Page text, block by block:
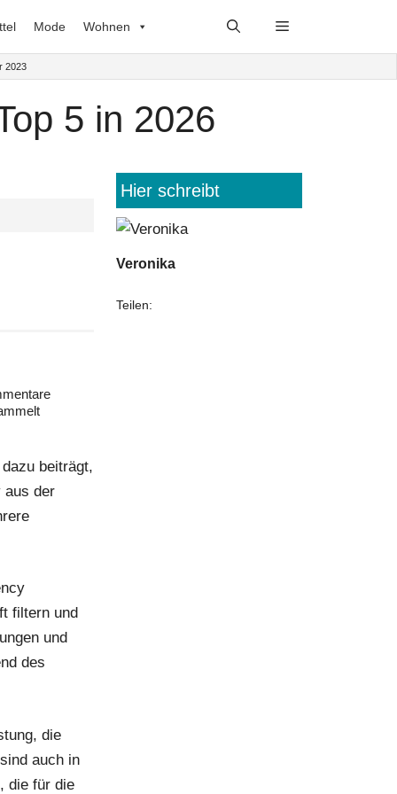
Mode Wohnen
2023
5 in 2026
beiträgt,
aus der
filtern und
und
des
die
auch in
die für die
Hier schreibt
Veronika
Teilen: